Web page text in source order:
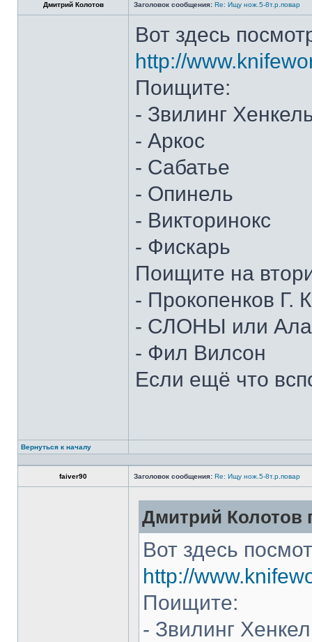
Дмитрий Колотов Заголовок сообщения: Re: Ищу нож.5-8т.р.повар
Вот здесь
http://
Поищите:
- Звилинг
- Аркос
- Сабатье
- Опинель
- Викторинокс
- Фискарь
Поищите на
- Прокопенков Г.
- СЛОНЫ или
- Фил Вилсон
Если ещё что
Вернуться к началу
faiver90 Заголовок сообщения: Re: Ищу нож.5-8т.р.повар
Дмитрий Колотов
Вот здесь
http://
Поищите:
- Звилинг